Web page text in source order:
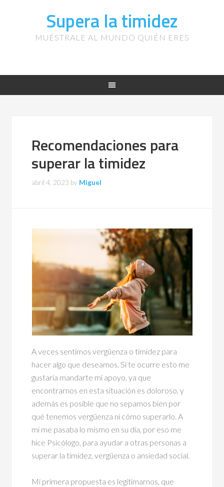
Supera la timidez
MUÉSTRALE AL MUNDO QUIÉN ERES
Recomendaciones para
superar la timidez
abril 4, 2023 by Miguel
A veces sentimos vergüenza o timidez para
hacer algo que deseamos. Si te ocurre esto me
gustaría mandarte mi apoyo, ya que
encontrarnos en esta situación es doloroso, y
además es posible que no sepamos bien por
qué tenemos vergüenza ni cómo superarlo. A
mi me pasaba lo mismo en su día, por eso me
hice Psicólogo, para ayudar a otras personas a
superar la timidez, vergüenza o ansiedad social.
Mi primera propuesta es legitimarnos, que